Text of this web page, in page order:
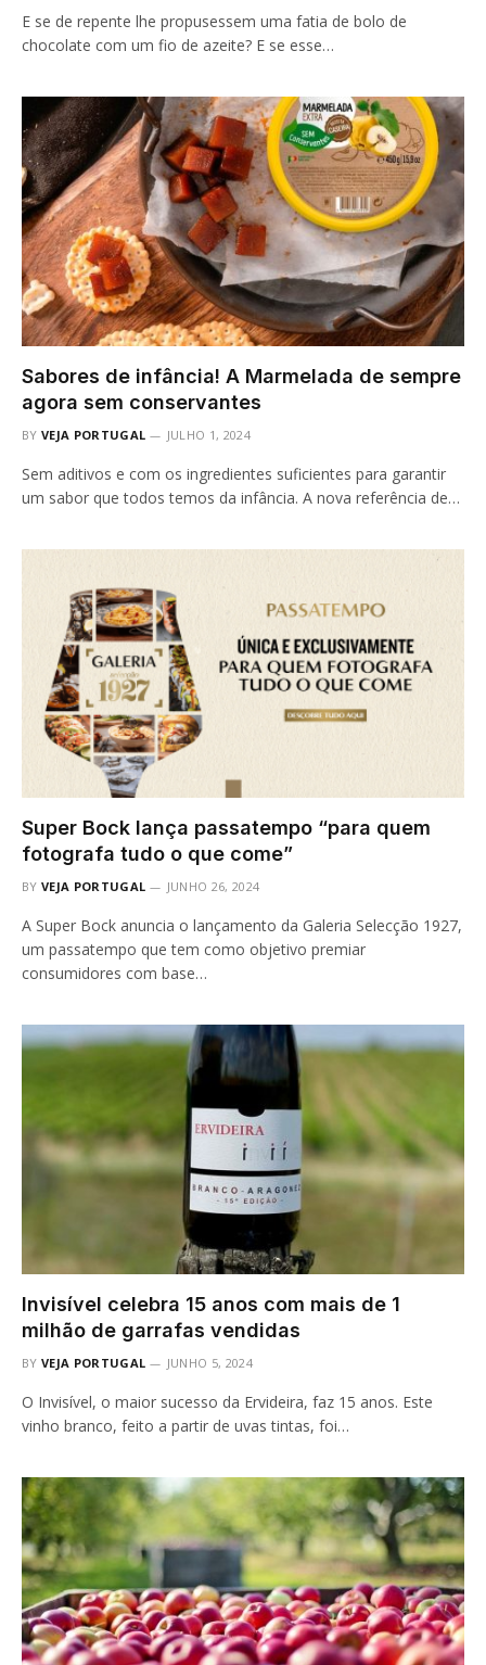
E se de repente lhe propusessem uma fatia de bolo de
chocolate com um fio de azeite? E se esse…
Sabores de infância! A Marmelada de sempre
agora sem conservantes
BY VEJA PORTUGAL JULHO 1, 2024
Sem aditivos e com os ingredientes suficientes para garantir
um sabor que todos temos da infância. A nova referência de…
Super Bock lança passatempo “para quem
fotografa tudo o que come”
BY VEJA PORTUGAL JUNHO 26, 2024
A Super Bock anuncia o lançamento da Galeria Selecção 1927,
um passatempo que tem como objetivo premiar
consumidores com base…
Invisível celebra 15 anos com mais de 1
milhão de garrafas vendidas
BY VEJA PORTUGAL JUNHO 5, 2024
O Invisível, o maior sucesso da Ervideira, faz 15 anos. Este
vinho branco, feito a partir de uvas tintas, foi…